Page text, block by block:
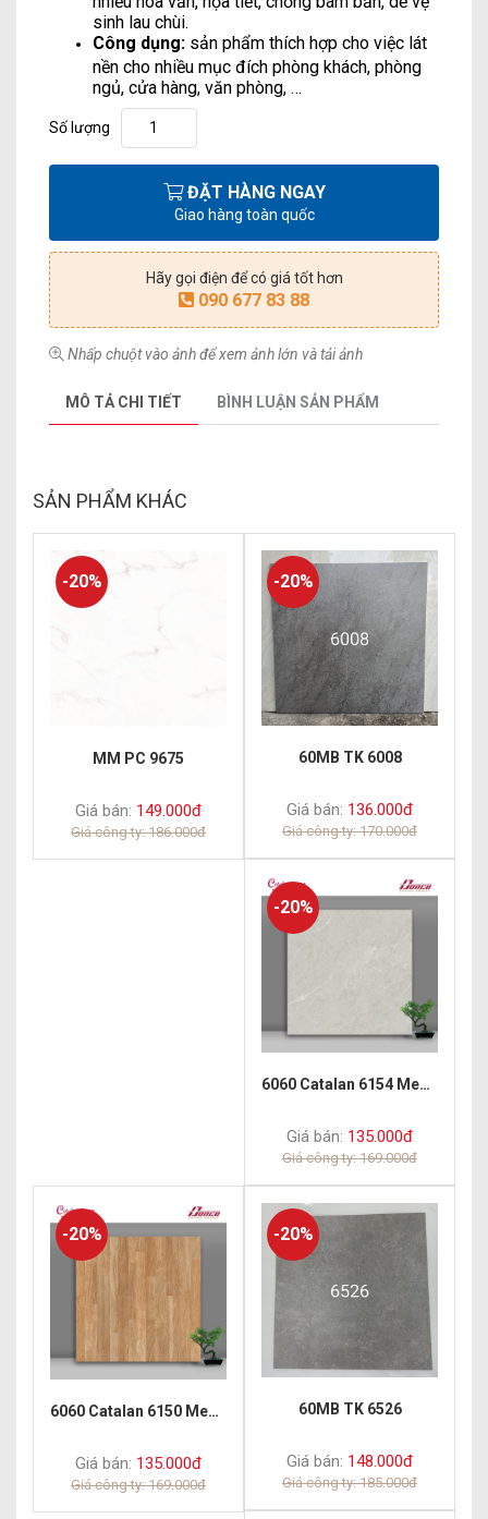
sinh lau chùi.
Công dụng: sản phẩm thích hợp cho việc lát
nền cho nhiều mục đích phòng khách, phòng
ngủ, cửa hàng, văn phòng, …
Số lượng
ĐẶT HÀNG NGAY
Giao hàng toàn quốc
Hãy gọi điện để có giá tốt hơn
090 677 83 88
Nhấp chuột vào ảnh để xem ảnh lớn và tải ảnh
MÔ TẢ CHI TIẾT BÌNH LUẬN SẢN PHẨM
SẢN PHẨM KHÁC
-20%
MM PC 9675
Giá bán: 149.000đ
Giá công ty: 186.000đ
-20%
60MB TK 6008
Giá bán: 136.000đ
Giá công ty: 170.000đ
-20%
6060 Catalan 6154 Men mờ
Giá bán: 135.000đ
Giá công ty: 169.000đ
-20%
6060 Catalan 6150 Men mờ
Giá bán: 135.000đ
Giá công ty: 169.000đ
-20%
60MB TK 6526
Giá bán: 148.000đ
Giá công ty: 185.000đ